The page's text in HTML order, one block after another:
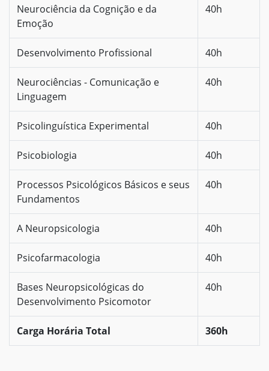
Neurociência da Cognição e da
Emoção
40h
Desenvolvimento Profissional 40h
Neurociências - Comunicação e
Linguagem
40h
Psicolinguística Experimental 40h
Psicobiologia 40h
Processos Psicológicos Básicos e seus
Fundamentos
40h
A Neuropsicologia 40h
Psicofarmacologia 40h
Bases Neuropsicológicas do
Desenvolvimento Psicomotor
40h
Carga Horária Total 360h